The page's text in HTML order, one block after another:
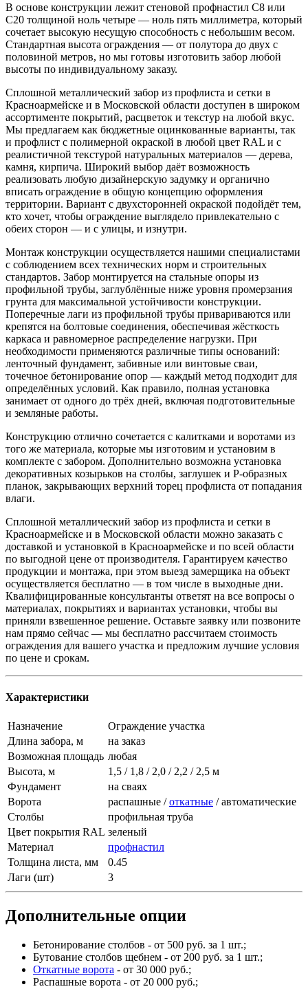
В основе конструкции лежит стеновой профнастил С8 или
С20 толщиной ноль четыре — ноль пять миллиметра, который
сочетает высокую несущую способность с небольшим весом.
Стандартная высота ограждения — от полутора до двух с
половиной метров, но мы готовы изготовить забор любой
высоты по индивидуальному заказу.
Сплошной металлический забор из профлиста и сетки в
Красноармейске и в Московской области доступен в широком
ассортименте покрытий, расцветок и текстур на любой вкус.
Мы предлагаем как бюджетные оцинкованные варианты, так
и профлист с полимерной окраской в любой цвет RAL и с
реалистичной текстурой натуральных материалов — дерева,
камня, кирпича. Широкий выбор даёт возможность
реализовать любую дизайнерскую задумку и органично
вписать ограждение в общую концепцию оформления
территории. Вариант с двухсторонней окраской подойдёт тем,
кто хочет, чтобы ограждение выглядело привлекательно с
обеих сторон — и с улицы, и изнутри.
Монтаж конструкции осуществляется нашими специалистами
с соблюдением всех технических норм и строительных
стандартов. Забор монтируется на стальные опоры из
профильной трубы, заглублённые ниже уровня промерзания
грунта для максимальной устойчивости конструкции.
Поперечные лаги из профильной трубы привариваются или
крепятся на болтовые соединения, обеспечивая жёсткость
каркаса и равномерное распределение нагрузки. При
необходимости применяются различные типы оснований:
ленточный фундамент, забивные или винтовые сваи,
точечное бетонирование опор — каждый метод подходит для
определённых условий. Как правило, полная установка
занимает от одного до трёх дней, включая подготовительные
и земляные работы.
Конструкцию отлично сочетается с калитками и воротами из
того же материала, которые мы изготовим и установим в
комплекте с забором. Дополнительно возможна установка
декоративных козырьков на столбы, заглушек и P-образных
планок, закрывающих верхний торец профлиста от попадания
влаги.
Сплошной металлический забор из профлиста и сетки в
Красноармейске и в Московской области можно заказать с
доставкой и установкой в Красноармейске и по всей области
по выгодной цене от производителя. Гарантируем качество
продукции и монтажа, при этом выезд замерщика на объект
осуществляется бесплатно — в том числе в выходные дни.
Квалифицированные консультанты ответят на все вопросы о
материалах, покрытиях и вариантах установки, чтобы вы
приняли взвешенное решение. Оставьте заявку или позвоните
нам прямо сейчас — мы бесплатно рассчитаем стоимость
ограждения для вашего участка и предложим лучшие условия
по цене и срокам.
Характеристики
Назначение
Ограждение участка
Длина забора, м
на заказ
Возможная площадь любая
Высота, м
1,5 / 1,8 / 2,0 / 2,2 / 2,5 м
Фундамент
на сваях
Ворота
распашные /откатные / автоматические
Столбы
профильная труба
Цвет покрытия RAL зеленый
Материал
профнастил
Толщина листа, мм
0.45
Лаги (шт)
3
Дополнительные опции
Бетонирование столбов - от 500 руб. за 1 шт.;
Бутование столбов щебнем - от 200 руб. за 1 шт.;
Откатные ворота - от 30 000 руб.;
Распашные ворота - от 20 000 руб.;